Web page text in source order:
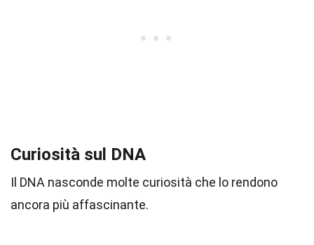
Curiosità sul DNA
Il DNA nasconde molte curiosità che lo rendono
ancora più affascinante.